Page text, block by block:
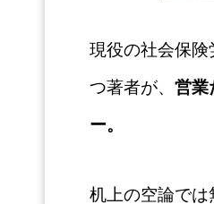
現役の社会保
つ著者が、 営業
ー。
机上の空論で